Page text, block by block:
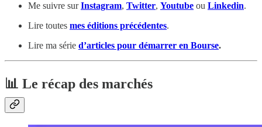
Me suivre surInstagram, Twitter, Youtube ou Linkedin.
Lire toutes mes éditions précédentes.
Lire ma série d’articles pour démarrer en Bourse.
📊 Le récap des marchés